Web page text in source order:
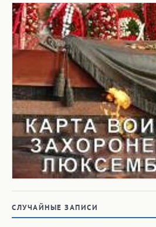
СЛУЧАЙНЫЕ ЗАПИСИ